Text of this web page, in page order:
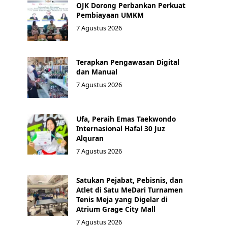
OJK Dorong Perbankan Perkuat
Pembiayaan UMKM
7 Agustus 2026
Terapkan Pengawasan Digital
dan Manual
7 Agustus 2026
Ufa, Peraih Emas Taekwondo
Internasional Hafal 30 Juz
Alquran
7 Agustus 2026
Satukan Pejabat, Pebisnis, dan
Atlet di Satu MeDari Turnamen
Tenis Meja yang Digelar di
Atrium Grage City Mall
7 Agustus 2026